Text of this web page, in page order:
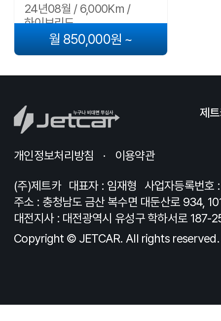
24년08월 / 6,000Km /
하이브리드
월 850,000원 ~
제
개인정보처리방침 이용약관
(주)제트카 대표자 : 임재형
사업자등록번
주소 : 충청남도 금산 복수면 대둔산로 934,
대전지사 : 대전광역시 유성구 학하서로 187-
Copyright © JETCAR. All rights reserved.